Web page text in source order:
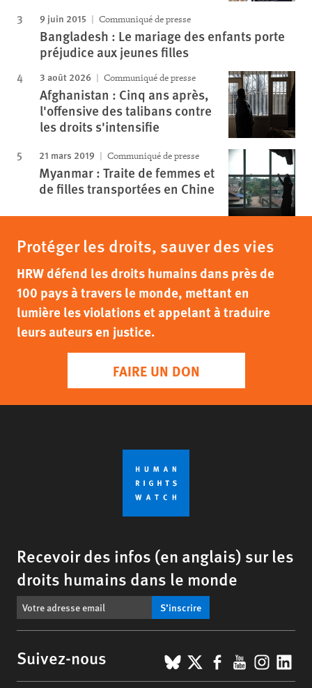
9 juin 2015 Communiqué de presse
Bangladesh : Le mariage des enfants porte
préjudice aux jeunes filles
3 août 2026 Communiqué de presse
Afghanistan : Cinq ans après,
l'offensive des talibans contre
les droits s'intensifie
21 mars 2019 Communiqué de presse
Myanmar : Traite de femmes et
de filles transportées en Chine
Protéger les droits, sauver des vies
HRW défend les droits humains dans près de
100 pays à travers le monde, mettant en
lumière les violations et appelant à traduire
leurs auteurs en justice.
FAIRE UN DON
Recevoir des infos (en anglais) sur les
droits humains dans le monde
S’inscrire
Suivez-nous BlueSky
X Facebook
YouTube